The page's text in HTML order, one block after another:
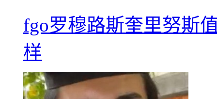
fgo罗穆路斯奎里努斯
样